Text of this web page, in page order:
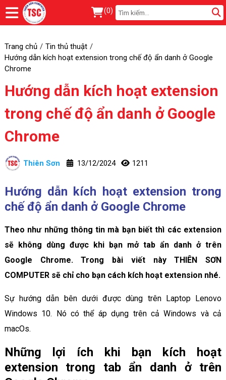
(0)
Trang chủ
Tin thủ thuật
Hướng dẫn kích hoạt extension trong chế độ ẩn danh ở Google
Chrome
Hướng dẫn kích hoạt extension
trong chế độ ẩn danh ở Google
Chrome
Thiên Sơn 13/12/2024 1211
Hướng dẫn kích hoạt extension trong
chế độ ẩn danh ở Google Chrome
Theo như những thông tin mà bạn biết thì các extension
sẽ không dùng được khi bạn mở tab ẩn danh ở trên
Google Chrome. Trong bài viết này THIÊN SƠN
COMPUTER sẽ chỉ cho bạn cách kích hoạt extension nhé.
Sự hướng dẫn bên dưới được dùng trên Laptop Lenovo
Windows 10. Nó có thể áp dụng trên cả Windows và cả
macOs.
Những lợi ích khi bạn kích hoạt
extension trong tab ẩn danh ở trên